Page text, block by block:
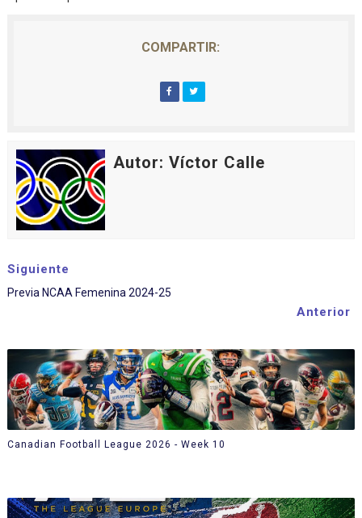
COMPARTIR:
Autor: Víctor Calle
Siguiente
Previa NCAA Femenina 2024-25
Anterior
Canadian Football League 2026 - Week 10